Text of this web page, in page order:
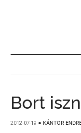
Bort
2012-07-19 ● KÁNTOR